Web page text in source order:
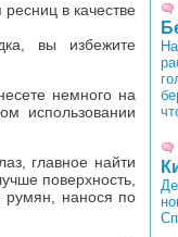
в качестве
вы избежите
немного на
использовании
главное найти
поверхность,
румян, нанося по